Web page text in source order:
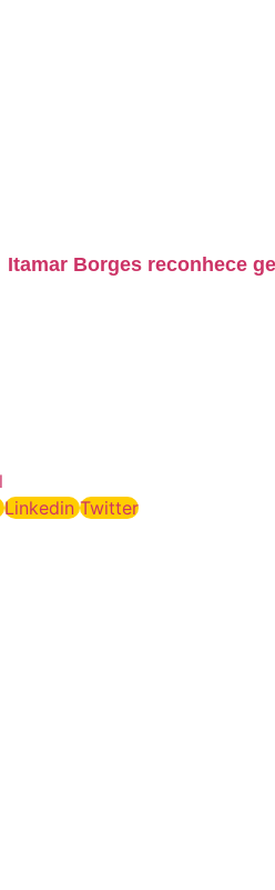
Itamar Borges reconhece
Linkedin Twitter